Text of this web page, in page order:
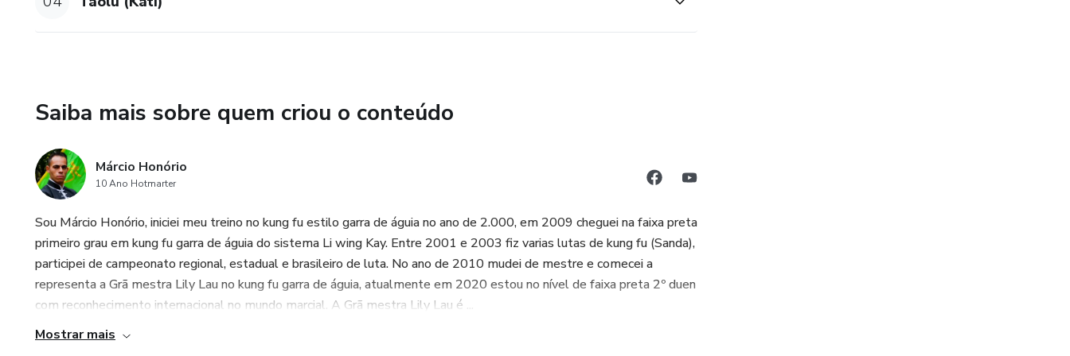
Saiba mais sobre quem criou o conteúdo
Márcio Honório
10 Ano Hotmarter
Sou Márcio Honório, iniciei meu treino no kung fu estilo garra de águia no ano de 2.000, em 2009 cheguei na faixa preta
primeiro grau em kung fu garra de águia do sistema Li wing Kay. Entre 2001 e 2003 fiz varias lutas de kung fu (Sanda),
participei de campeonato regional, estadual e brasileiro de luta. No ano de 2010 mudei de mestre e comecei a
representa a Grã mestra Lily Lau no kung fu garra de águia, atualmente em 2020 estou no nível de faixa preta 2º duen
com reconhecimento internacional no mundo marcial. A Grã mestra Lily Lau é ...
Mostrar mais